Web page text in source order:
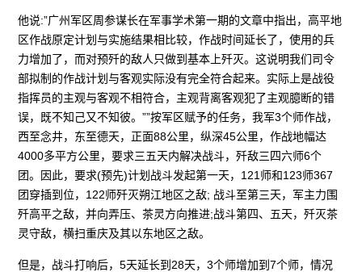
他说:”广州军区周参谋长在军事学术第一期的文章中指出，高平地
区作战原定计划与实施结果相比较，作战时间延长了，使用的兵
力增加了，而对预歼的敌人只做到基本上歼灭。这说明我们司令
部拟制的作战计划与客观实际没有完全符合起来。实际上是战役
指挥员的主观与客观不相符合，主观背离客观犯了主观臆断的错
误，既不知己又不知彼。””按军区赋予的任务，我军3个师作战，
西至念井，东至德天，正面88公里，纵深45公里，作战地幅达
4000多平方公里，要求三五天内解决战斗，歼敌三四六师6个
团。因此，要求(预先)计划战斗发起第一天，121师和123师367
团穿插到位，122师歼灭朔江地区之敌; 战斗至第三天，军主力围
歼高平之敌，并向弄压、茶灵方向推进;战斗第四、五天，歼灭茶
灵守敌，横扫重庆及其以东地区之敌。
但是，战斗打响后，5天延长到28天，3个师增加到7个师，情况